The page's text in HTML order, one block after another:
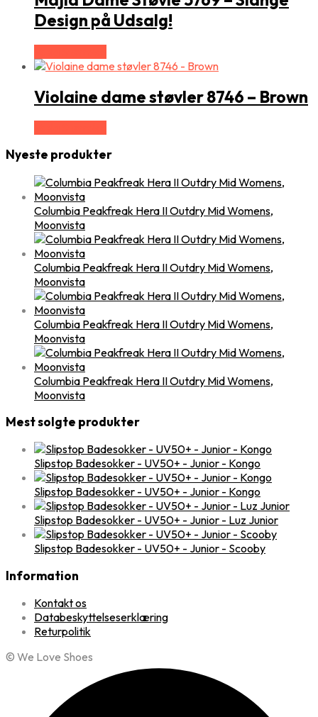
Design på Udsalg!
Violaine dame støvler 8746 – Brown
Nyeste produkter
Columbia Peakfreak Hera II Outdry Mid Womens,
Moonvista
Columbia Peakfreak Hera II Outdry Mid Womens,
Moonvista
Columbia Peakfreak Hera II Outdry Mid Womens,
Moonvista
Columbia Peakfreak Hera II Outdry Mid Womens,
Moonvista
Mest solgte produkter
Slipstop Badesokker - UV50+ - Junior - Kongo
Slipstop Badesokker - UV50+ - Junior - Kongo
Slipstop Badesokker - UV50+ - Junior - Luz Junior
Slipstop Badesokker - UV50+ - Junior - Scooby
Information
Kontakt os
Databeskyttelseserklæring
Returpolitik
© We Love Shoes